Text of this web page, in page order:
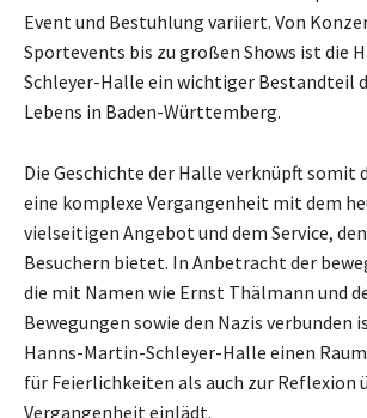
Event und Bestuhlung variiert. Von
Sportevents bis zu großen Shows ist die
Schleyer-Halle ein wichtiger Bestandteil
Lebens in Baden-Württemberg.
Die Geschichte der Halle verknüpft somit
eine komplexe Vergangenheit mit dem
vielseitigen Angebot und dem Service,
Besuchern bietet. In Anbetracht der
die mit Namen wie Ernst Thälmann und
Bewegungen sowie den Nazis verbunden
Hanns-Martin-Schleyer-Halle einen
für Feierlichkeiten als auch zur Reflexion
Vergangenheit einlädt.